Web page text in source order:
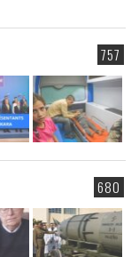
757
680